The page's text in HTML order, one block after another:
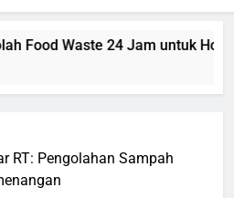
Food Waste 24 Jam untuk Hotel,
RT: Pengolahan Sampah